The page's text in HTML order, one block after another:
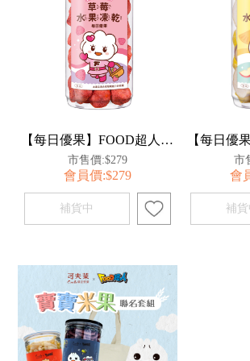
【每日優果】FOOD超人草莓凍乾50G
市售價:$279
會員價:$279
市
會